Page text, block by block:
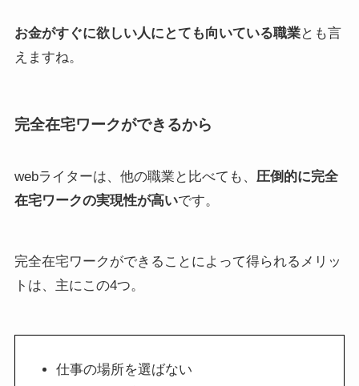
お金がすぐに欲しい人にとても向いている職業とも言
えますね。
完全在宅ワークができるから
webライターは、他の職業と比べても、 圧倒的に完全
在宅ワークの実現性が高いです。
完全在宅ワークができることによって得られるメリッ
トは、主にこの4つ。
仕事の場所を選ばない